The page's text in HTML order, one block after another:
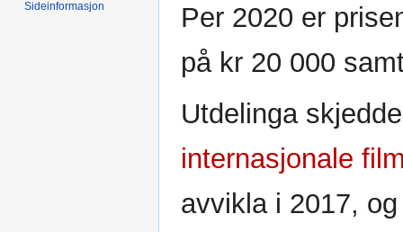
Per 2020 er
på kr 20 000
Utdelinga
internasjonale
avvikla i 2017,
Sideinformasjon